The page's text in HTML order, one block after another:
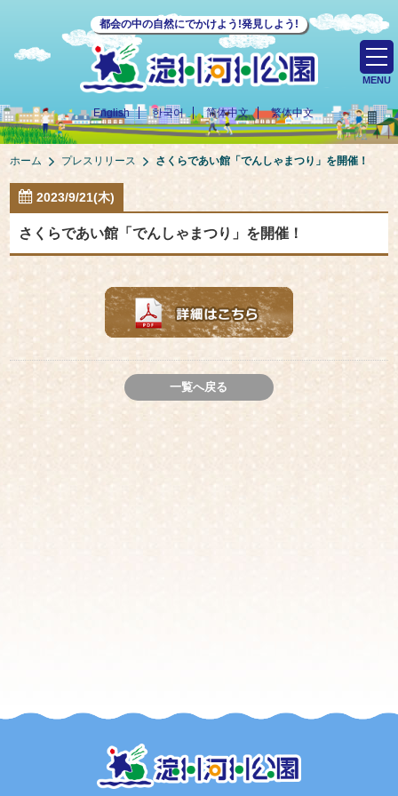
都会の中の自然にでかけよう!発見しよう!
English 한국어 简体中文 繁体中文
MENU
ホーム プレスリリース さくらであい館「でんしゃまつり」を開催！
2023/9/21(木)
さくらであい館「でんしゃまつり」を開催！
一覧へ戻る